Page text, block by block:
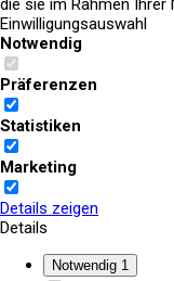
die sie im Rahmen Ihrer
Einwilligungsauswahl
Notwendig
Präferenzen
Statistiken
Marketing
Details zeigen
Details
Notwendig 1